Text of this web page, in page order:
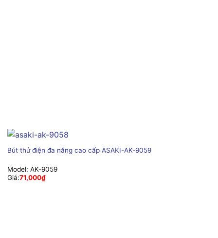
Bút thử điện đa năng cao cấp ASAKI-AK-9059
Model: AK-9059
Giá:71,000₫